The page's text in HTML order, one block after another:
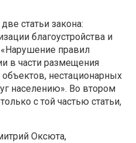
статьи закона:
благоустройства и
«Нарушение правил
в части размещения
нестационарных
населению». Во втором
с той частью статьи,
Оксюта,